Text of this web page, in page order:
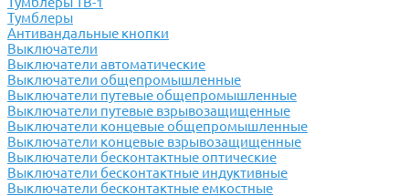
Тумблеры
Антивандальные кнопки
Выключатели
Выключатели автоматические
Выключатели общепромышленные
Выключатели путевые общепромышленные
Выключатели путевые взрывозащищенные
Выключатели концевые общепромышленные
Выключатели концевые взрывозащищенные
Выключатели бесконтактные оптические
Выключатели бесконтактные индуктивные
Выключатели бесконтактные емкостные